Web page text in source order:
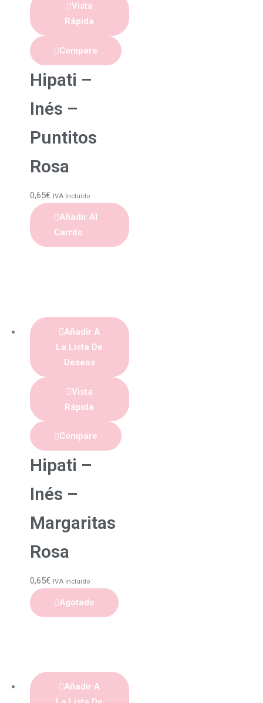
Vista
Rápida
Compare
Hipati –
Inés –
Puntitos
Rosa
0,65€ IVA Incluido
Añadir Al
Carrito
Añadir A
La Lista De
Deseos
Vista
Rápida
Compare
Hipati –
Inés –
Margaritas
Rosa
0,65€ IVA Incluido
Agotado
Añadir A